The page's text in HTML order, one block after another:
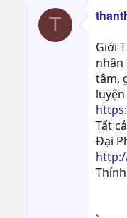
T
Giới
nhân
tâm,
Tất
Đại